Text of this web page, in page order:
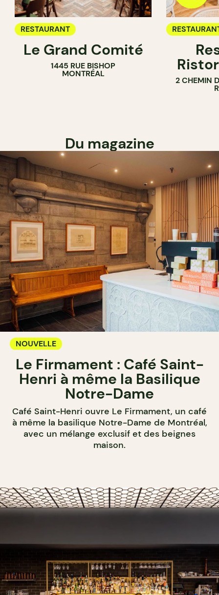
RESTAURANT
Le Grand Comité
1445 RUE BISHOP
MONTRÉAL
2 CHEMIN
Du magazine
NOUVELLE
Le Firmament : Café Saint-
Henri à même la Basilique
Notre-Dame
Café Saint-Henri ouvre Le Firmament, un café
à même la basilique Notre-Dame de Montréal,
avec un mélange exclusif et des beignes
maison.